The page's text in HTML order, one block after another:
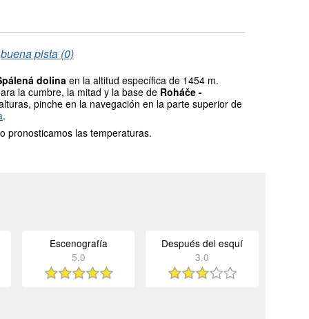
buena pista (0)
dolina en la altitud específica de 1454 m.
la cumbre, la mitad y la base de Roháče -
pinche en la navegación en la parte superior de
.
pronosticamos las temperaturas.
Escenografía
5.0
Después del esquí
3.0